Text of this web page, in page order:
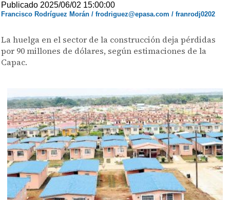
Publicado 2025/06/02 15:00:00
Francisco Rodríguez Morán / frodriguez@epasa.com / franrodj0202
La huelga en el sector de la construcción deja pérdidas
por 90 millones de dólares, según estimaciones de la
Capac.